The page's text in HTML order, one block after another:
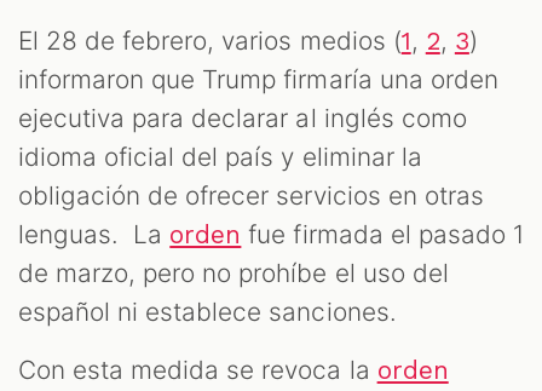
El 28 de febrero, varios medios (1, 2, 3)
informaron que Trump firmaría una orden
ejecutiva para declarar al inglés como
idioma oficial del país y eliminar la
obligación de ofrecer servicios en otras
lenguas. La orden fue firmada el pasado 1
de marzo, pero no prohíbe el uso del
español ni establece sanciones.
Con esta medida se revoca la orden